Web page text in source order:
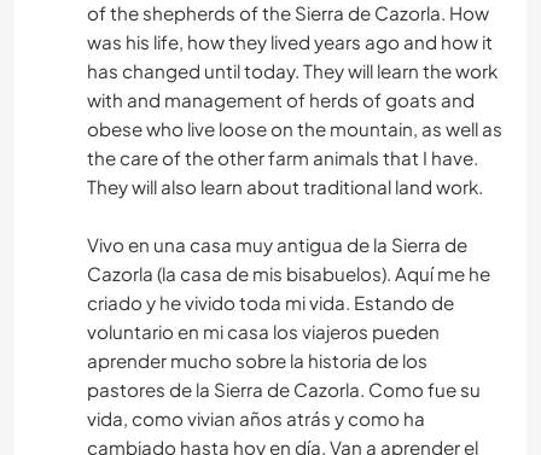
of the shepherds of the Sierra de Cazorla. How
was his life, how they lived years ago and how it
has changed until today. They will learn the work
with and management of herds of goats and
obese who live loose on the mountain, as well as
the care of the other farm animals that I have.
They will also learn about traditional land work.
Vivo en una casa muy antigua de la Sierra de
Cazorla (la casa de mis bisabuelos). Aquí me he
criado y he vivido toda mi vida. Estando de
voluntario en mi casa los viajeros pueden
aprender mucho sobre la historia de los
pastores de la Sierra de Cazorla. Como fue su
vida, como vivian años atrás y como ha
cambiado hasta hoy en día. Van a aprender el